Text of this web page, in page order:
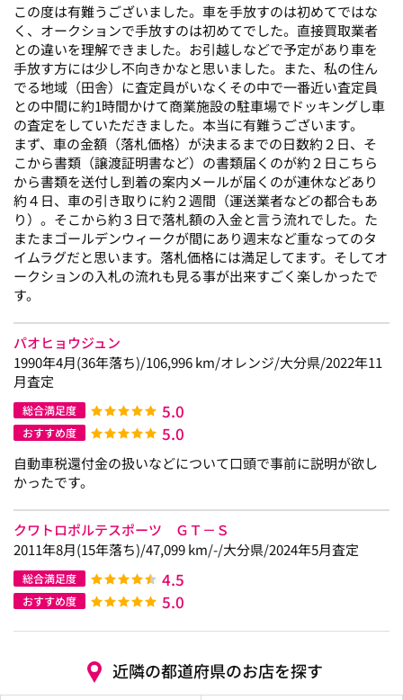
この度は有難うございました。車を手放すのは初めてではな
く、オークションで手放すのは初めてでした。直接買取業者
との違いを理解できました。お引越しなどで予定があり車を
手放す方には少し不向きかなと思いました。また、私の住ん
でる地域（田舎）に査定員がいなくその中で一番近い査定員
との中間に約1時間かけて商業施設の駐車場でドッキングし車
の査定をしていただきました。本当に有難うございます。
まず、車の金額（落札価格）が決まるまでの日数約２日、そ
こから書類（譲渡証明書など）の書類届くのが約２日こちら
から書類を送付し到着の案内メールが届くのが連休などあり
約４日、車の引き取りに約２週間（運送業者などの都合もあ
り）。そこから約３日で落札額の入金と言う流れでした。た
またまゴールデンウィークが間にあり週末など重なってのタ
イムラグだと思います。落札価格には満足してます。そしてオ
ークションの入札の流れも見る事が出来すごく楽しかったで
す。
パオヒョウジュン
1990年4月(36年落ち)/106,996 km/オレンジ/大分県/2022年11
月査定
総合満足度 5.0
おすすめ度 5.0
自動車税還付金の扱いなどについて口頭で事前に説明が欲し
かったです。
クワトロポルテスポーツ ＧＴ－Ｓ
2011年8月(15年落ち)/47,099 km/-/大分県/2024年5月査定
総合満足度 4.5
おすすめ度 5.0
近隣の都道府県のお店を探す